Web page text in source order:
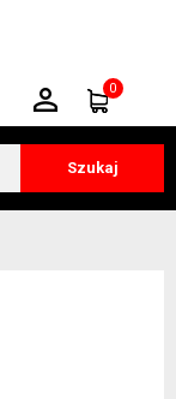
0

Szukaj